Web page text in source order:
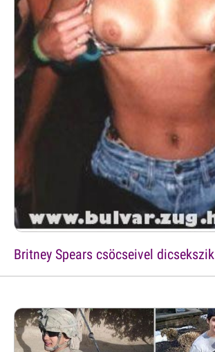
Britney Spears csöcseivel dicsekszik